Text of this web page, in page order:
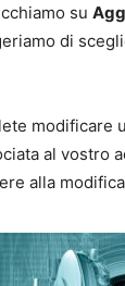
su
di
modificare
al vostro
alla